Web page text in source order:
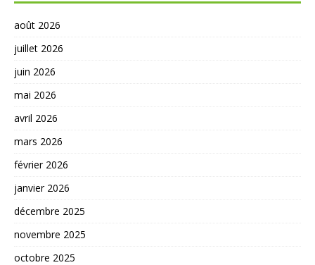
août 2026
juillet 2026
juin 2026
mai 2026
avril 2026
mars 2026
février 2026
janvier 2026
décembre 2025
novembre 2025
octobre 2025